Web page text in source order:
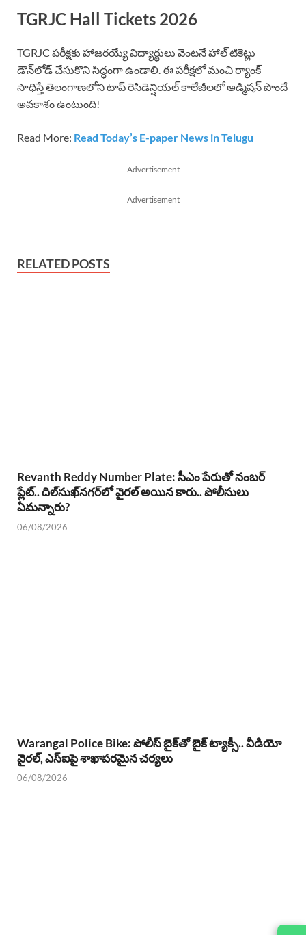
TGRJC Hall Tickets 2026
TGRJC పరీక్షకు హాజరయ్యే విద్యార్థులు వెంటనే హాల్ టికెట్లు
డౌన్‌లోడ్ చేసుకొని సిద్ధంగా ఉండాలి. ఈ పరీక్షలో మంచి ర్యాంక్
సాధిస్తే తెలంగాణలోని టాప్ రెసిడెన్షియల్ కాలేజీలలో అడ్మిషన్ పొందే
అవకాశం ఉంటుంది!
Read More: Read Today’s E-paper News in Telugu
Advertisement
Advertisement
RELATED POSTS
Revanth Reddy Number Plate: సీఎం పేరుతో నంబర్
ప్లేట్.. దిల్‌సుఖ్‌నగర్‌లో వైరల్ అయిన కారు.. పోలీసులు
ఏమన్నారు?
06/08/2026
Warangal Police Bike: పోలీస్ బైక్‌తో బైక్ ట్యాక్సీ.. వీడియో
వైరల్, ఎస్‌ఐపై శాఖాపరమైన చర్యలు
06/08/2026